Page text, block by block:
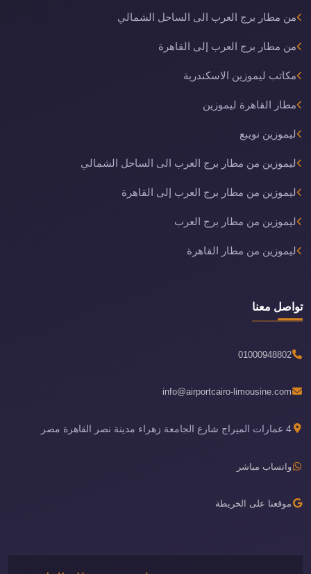
من مطار برج العرب الى الساحل الشمالي
من مطار برج العرب إلى القاهرة
مكاتب ليموزين الاسكندرية
مطار القاهرة ليموزين
ليموزين نويبع
ليموزين من مطار برج العرب الى الساحل الشمالي
ليموزين من مطار برج العرب إلى القاهرة
ليموزين من مطار برج العرب
ليموزين من مطار القاهرة
تواصل معنا
01000948802
info@airportcairo-limousine.com
4 عمارات الميراج شارع الجامعة زهراء مدينة نصر القاهرة مصر
واتساب مباشر
موقعنا على الخريطة